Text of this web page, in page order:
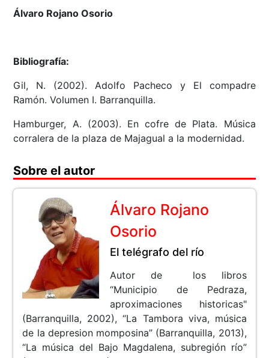
Álvaro Rojano Osorio
Bibliografía:
Gil, N. (2002). Adolfo Pacheco y El compadre
Ramón. Volumen I. Barranquilla.
Hamburger, A. (2003). En cofre de Plata. Música
corralera de la plaza de Majagual a la modernidad.
Sobre el autor
Álvaro Rojano
Osorio
El telégrafo del río
Autor de los libros
“Municipio de Pedraza,
aproximaciones historicas"
(Barranquilla, 2002), “La Tambora viva, música
de la depresion momposina” (Barranquilla, 2013),
“La música del Bajo Magdalena, subregión río”